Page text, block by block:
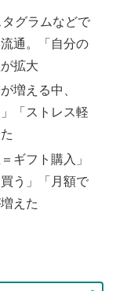
タグラムなどで
通。「自分の
拡大
増える中、
「ストレス軽
ギフト購入」
う」「月額で
えた